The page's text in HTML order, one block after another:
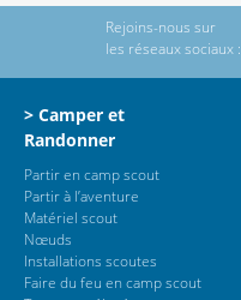
Rejoins-nous sur
les réseaux sociaux :
> Camper et
Randonner
Partir en camp scout
Partir à l’aventure
Matériel scout
Nœuds
Installations scoutes
Faire du feu en camp scout